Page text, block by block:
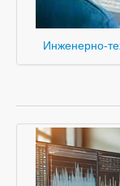
Инженерно-